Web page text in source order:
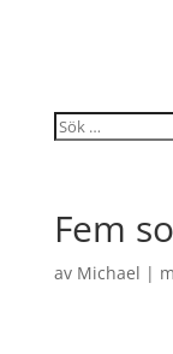
Fem
av Michael |